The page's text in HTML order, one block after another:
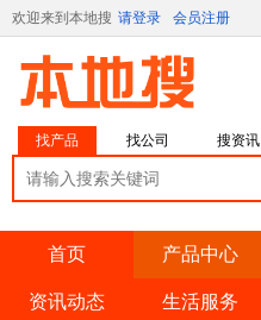
欢迎来到本地搜 请登录 会员注册
找产品 找公司 搜资讯
首页 产品中心
资讯动态 生活服务